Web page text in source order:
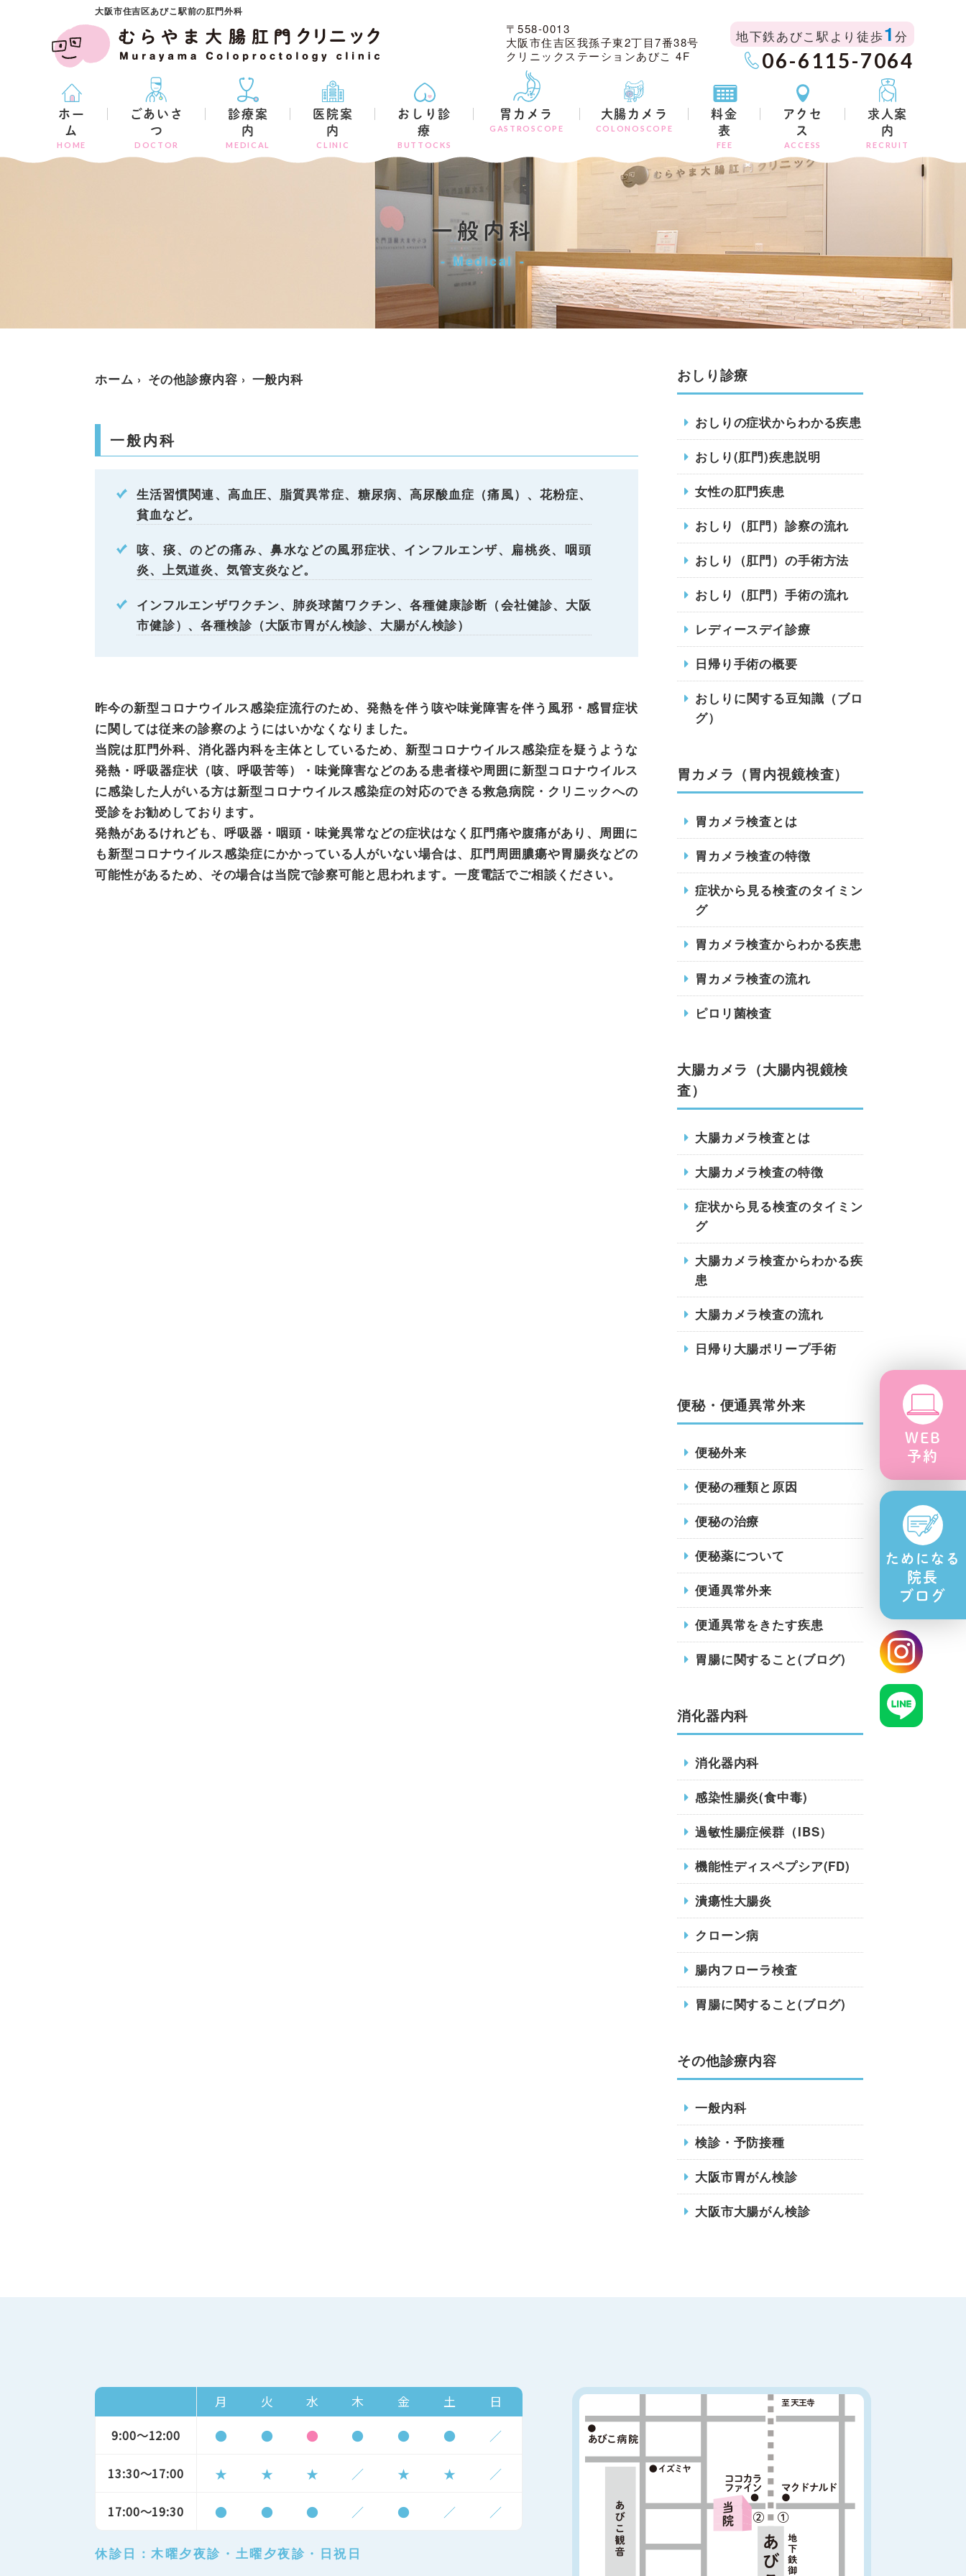
〒558-0013
大阪市住吉区我孫子東2丁目7番38号
クリニックステーションあびこ 4F
地下鉄あびこ駅より徒歩1分
06-6115-7064
ホー
ム
HOME
ごあいさ
つ
DOCTOR
診療案
内
MEDICAL
医院案
内
CLINIC
おしり診
療
BUTTOCKS
胃カメラ
GASTROSCOPE
大腸カメラ
COLONOSCOPE
料金
表
FEE
アクセ
ス
ACCESS
求人案
内
RECRUIT
WEB
予約
ためになる
院長
ブログ
大阪市住吉区あびこ駅前の肛門外科
一般内科
Medical
ホーム その他診療内容 一般内科
一般内科
生活習慣関連、高血圧、脂質異常症、糖尿病、高尿酸血症（痛風）、花粉症、
貧血など。
咳、痰、のどの痛み、鼻水などの風邪症状、インフルエンザ、扁桃炎、咽頭
炎、上気道炎、気管支炎など。
インフルエンザワクチン、肺炎球菌ワクチン、各種健康診断（会社健診、大阪
市健診）、各種検診（大阪市胃がん検診、大腸がん検診）
昨今の新型コロナウイルス感染症流行のため、発熱を伴う咳や味覚障害を伴う風邪・感冒症状
に関しては従来の診察のようにはいかなくなりました。
当院は肛門外科、消化器内科を主体としているため、新型コロナウイルス感染症を疑うような
発熱・呼吸器症状（咳、呼吸苦等）・味覚障害などのある患者様や周囲に新型コロナウイルス
に感染した人がいる方は新型コロナウイルス感染症の対応のできる救急病院・クリニックへの
受診をお勧めしております。
発熱があるけれども、呼吸器・咽頭・味覚異常などの症状はなく肛門痛や腹痛があり、周囲に
も新型コロナウイルス感染症にかかっている人がいない場合は、肛門周囲膿瘍や胃腸炎などの
可能性があるため、その場合は当院で診察可能と思われます。一度電話でご相談ください。
おしり診療
おしりの症状からわかる疾患
おしり(肛門)疾患説明
女性の肛門疾患
おしり（肛門）診察の流れ
おしり（肛門）の手術方法
おしり（肛門）手術の流れ
レディースデイ診療
日帰り手術の概要
おしりに関する豆知識（ブロ
グ）
胃カメラ（胃内視鏡検査）
胃カメラ検査とは
胃カメラ検査の特徴
症状から見る検査のタイミン
グ
胃カメラ検査からわかる疾患
胃カメラ検査の流れ
ピロリ菌検査
大腸カメラ（大腸内視鏡検
査）
大腸カメラ検査とは
大腸カメラ検査の特徴
症状から見る検査のタイミン
グ
大腸カメラ検査からわかる疾
患
大腸カメラ検査の流れ
日帰り大腸ポリープ手術
便秘・便通異常外来
便秘外来
便秘の種類と原因
便秘の治療
便秘薬について
便通異常外来
便通異常をきたす疾患
胃腸に関すること(ブログ)
消化器内科
消化器内科
感染性腸炎(食中毒)
過敏性腸症候群（IBS）
機能性ディスペプシア(FD)
潰瘍性大腸炎
クローン病
腸内フローラ検査
胃腸に関すること(ブログ)
その他診療内容
一般内科
検診・予防接種
大阪市胃がん検診
大阪市大腸がん検診
月 火 水 木 金 土 日
9:00～12:00 ● ● ● ● ● ● ／
13:30～17:00 ★ ★ ★ ／ ★ ★ ／
17:00～19:30 ● ● ● ／ ● ／ ／
休診日：木曜夕夜診・土曜夕夜診・日祝日